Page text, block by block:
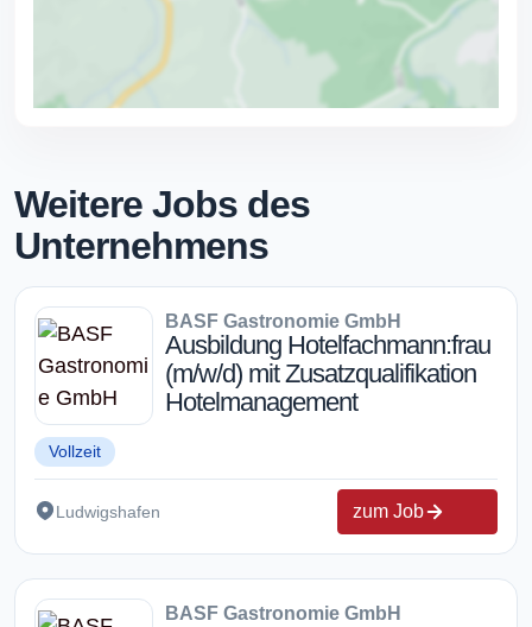
Weitere Jobs des
Unternehmens
BASF Gastronomie GmbH
Ausbildung Hotelfachmann:frau
(m/w/d) mit Zusatzqualifikation
Hotelmanagement
Vollzeit
Ludwigshafen zum Job
BASF Gastronomie GmbH